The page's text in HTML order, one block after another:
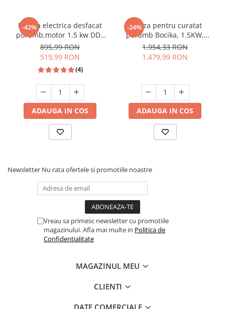
-42%
Batoza electrica desfacat
porumb,motor 1.5 kw DDT
Profesional,1200
kg/h,bobinaj cupru
895,99 RON
519,99 RON
(4)
ADAUGA IN COS
-24%
Batoza pentru curatat
porumb Bocika, 1.5KW,
2900 RPM, 600KG/h
1.954,33 RON
1.479,99 RON
ADAUGA IN COS
Newsletter Nu rata ofertele si promotiile noastre
Vreau sa primesc newsletter cu promotiile
magazinului. Afla mai multe in Politica de
Confidentialitate
MAGAZINUL MEU
CLIENTI
DATE COMERCIALE